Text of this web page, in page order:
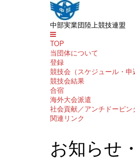
中部実業団陸上競技連盟
TOP
当団体について
登録
競技会（スケジュール・申
競技会結果
合宿
海外大会派遣
社会貢献／アンチドーピン
関連リンク
お知らせ